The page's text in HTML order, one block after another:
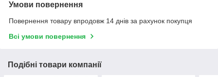
Умови повернення
Повернення товару впродовж 14 днів за рахунок покупця
Всі умови повернення
Подібні товари компанії